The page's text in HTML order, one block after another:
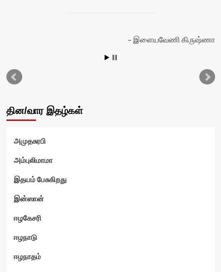
இளையவேணி கிருஷ்ணா
தின/வார இதழ்கள்
அமுதசுரபி
அம்புலிமாமா
இதயம் பேசுகிறது
இன்ஸான்
ஈழகேசரி
ஈழநாடு
ஈழநாதம்